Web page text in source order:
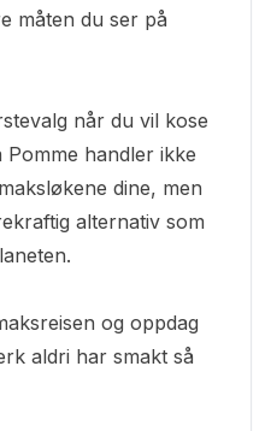
måten du ser på
når du vil kose
Pomme handler ikke
dine, men
alternativ som
og oppdag
aldri har smakt så